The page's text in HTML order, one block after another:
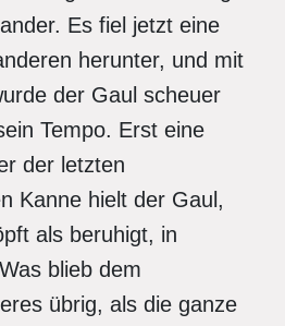
Es fiel jetzt eine
herunter, und mit
der Gaul scheuer
Tempo. Erst eine
der letzten
Kanne hielt der Gaul,
als beruhigt, in
blieb dem
übrig, als die ganze